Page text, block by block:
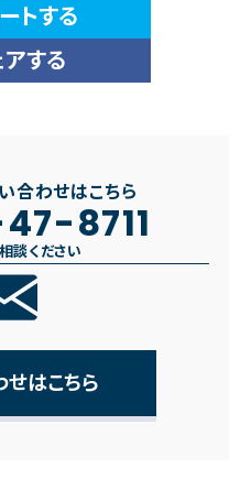
トする
アする
合わせはこちら
8711
談ください
はこちら